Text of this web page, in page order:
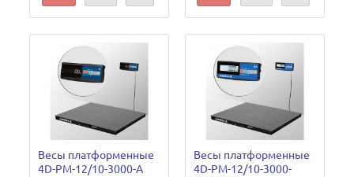
Весы платформенные
4D-PM-12/10-3000-A
Весы платформенные
4D-PM-12/10-3000-